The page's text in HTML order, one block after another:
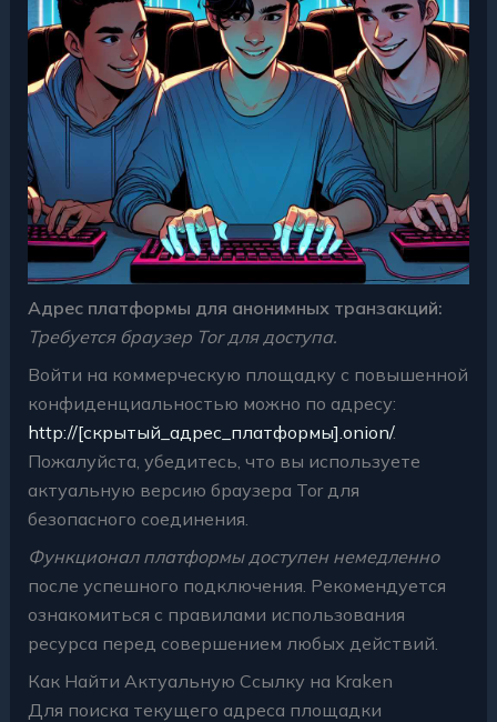
Адрес платформы для анонимных транзакций:
Требуется браузер Tor для доступа.
Войти на коммерческую площадку с повышенной
конфиденциальностью можно по адресу:
http://[скрытый_адрес_платформы].onion/.
Пожалуйста, убедитесь, что вы используете
актуальную версию браузера Tor для
безопасного соединения.
Функционал платформы доступен немедленно
после успешного подключения. Рекомендуется
ознакомиться с правилами использования
ресурса перед совершением любых действий.
Как Найти Актуальную Ссылку на Kraken
Для поиска текущего адреса площадки